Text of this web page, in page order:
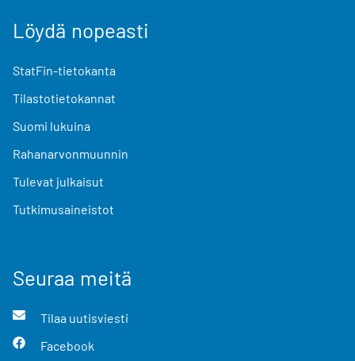
Löydä nopeasti
StatFin-tietokanta
Tilastotietokannat
Suomi lukuina
Rahanarvonmuunnin
Tulevat julkaisut
Tutkimusaineistot
Seuraa meitä
Tilaa uutisviesti
Facebook